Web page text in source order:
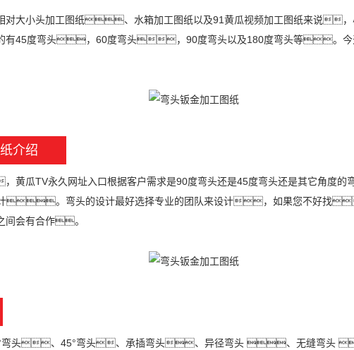
大小头加工图纸、水箱加工图纸以及91黄瓜视频加工图纸来说
的有45度弯头，60度弯头，90度弯头以及180度弯头等。今
介绍
瓜TV永久网址入口根据客户需求是90度弯头还是45度弯头还是其它角度的
计。弯头的设计最好选择专业的团队来设计，如果您不好找
间会有合作。
头、45°弯头、承插弯头、异径弯头 、无缝弯头